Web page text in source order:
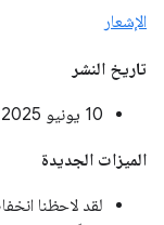
الإشعار
تاريخ النشر
‫10 يونيو 2025
الميزات الجديدة
لقد لاحظنا